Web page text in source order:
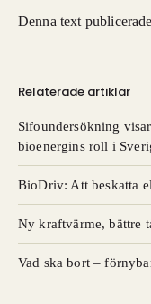
Denna text
Relaterade artiklar
Sifoundersökning
bioenergins roll i
BioDriv: Att beskatta
Ny kraftvärme, bättre
Vad ska bort –